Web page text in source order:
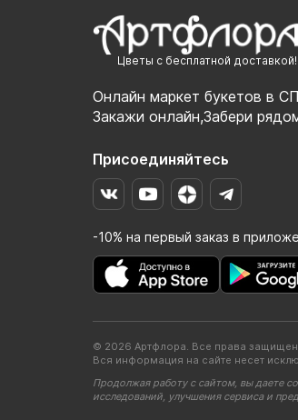
Цветы с бесплатной доставкой!
Онлайн маркет букетов в
Закажи онлайн,Забери
Присоединяйтесь
-10% на первый заказ в
© 2026 Артфлора. Все права
Вся информация на сайте несет
Продолжая работу с сайтом, вы даете
исследований, улучшения сервиса и